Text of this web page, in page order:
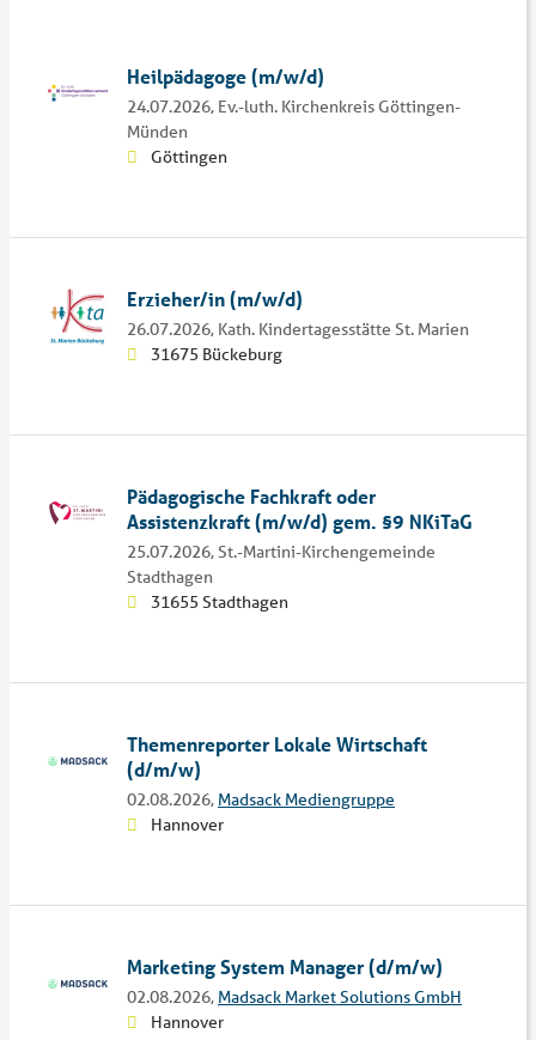
Heilpädagoge (m/w/d)
24.07.2026, Ev.-luth. Kirchenkreis Göttingen-
Münden
Göttingen
Erzieher/in (m/w/d)
26.07.2026, Kath. Kindertagesstätte St. Marien
31675 Bückeburg
Pädagogische Fachkraft oder
Assistenzkraft (m/w/d) gem. §9 NKiTaG
25.07.2026,St.-Martini-Kirchengemeinde
Stadthagen
31655 Stadthagen
Themenreporter Lokale Wirtschaft
(d/m/w)
02.08.2026, Madsack Mediengruppe
Hannover
Marketing System Manager (d/m/w)
02.08.2026, Madsack Market Solutions GmbH
Hannover